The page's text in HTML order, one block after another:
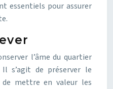
essentiels pour assurer
l’âme du quartier
s’agit de préserver le
mettre en valeur les